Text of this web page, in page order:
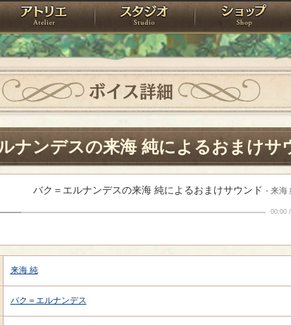
ーレット アトリエ スタジオ
ボイス詳細
ナンデスの来海 純によるおまけサ
バク＝エルナンデスの来海 純によるおまけサウンド - 来海
00:00/
来海 純
バク＝エルナンデス